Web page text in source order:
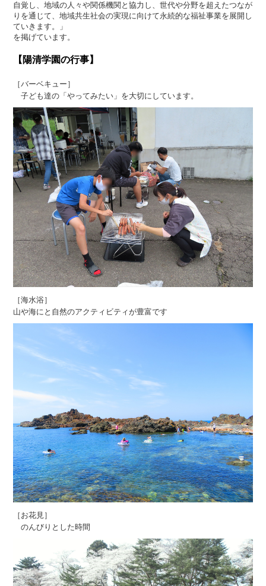
自覚し、地域の人々や関係機関と協力し、世代や分野を超えたつなが
りを通じて、地域共生社会の実現に向けて永続的な福祉事業を展開し
ていきます。」
を掲げています。
【陽清学園の行事】
［バーベキュー］
子ども達の「やってみたい」を大切にしています。
［海水浴］
山や海にと自然のアクティビティが豊富です
［お花見］
のんびりとした時間